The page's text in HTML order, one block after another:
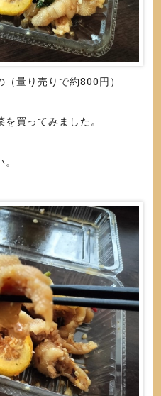
量り売りで約800円）
買ってみました。